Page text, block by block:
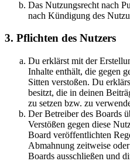
Das Nutzungsrecht nach
nach Kündigung des
3. Pflichten des Nutzers
Du erklärst mit der
Inhalte enthält, die gegen
Sitten verstoßen. Du
besitzt, die in deinen
zu setzen bzw. zu
Der Betreiber des Boards
Verstößen gegen diese
Board veröffentlichten
Abmahnung zeitweise
Boards ausschließen und